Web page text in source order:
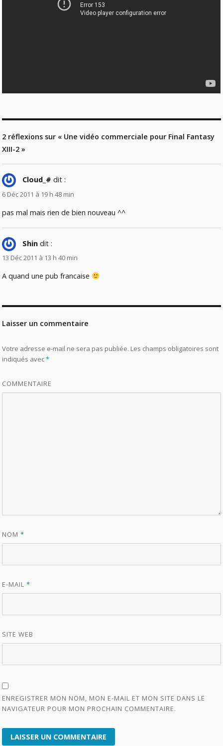
2 réflexions sur « Une vidéo commerciale pour Final Fantasy
XIII-2 »
Cloud_# dit :
6 Déc 2011 à 19 h 48 min
pas mal mais rien de bien nouveau ^^
Shin dit :
13 Déc 2011 à 13 h 40 min
A quand une pub francaise
Laisser un commentaire
Votre adresse e-mail ne sera pas publiée. Les champs obligatoires sont
indiqués avec*
COMMENTAIRE
NOM*
E-MAIL*
SITE WEB
ENREGISTRER MON NOM, MON E-MAIL ET MON SITE DANS LE
NAVIGATEUR POUR MON PROCHAIN COMMENTAIRE.